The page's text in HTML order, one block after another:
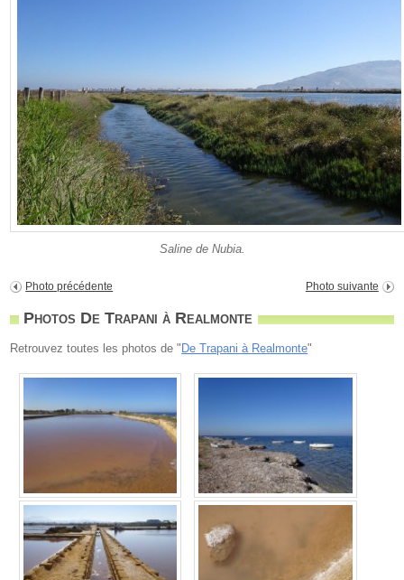
Saline de Nubia.
Photo précédente Photo suivante
Photos De Trapani à Realmonte
Retrouvez toutes les photos de " De Trapani à Realmonte"